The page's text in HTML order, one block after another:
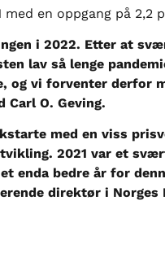
med en oppgang på
i 2022. Etter at
lav så lenge
og vi forventer derfor
O. Geving.
med en viss
2021 var et
enda bedre år for
direktør i Norges